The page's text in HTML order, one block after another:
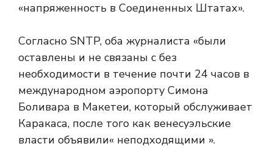
«напряженность в Соединенных Штатах».
Согласно SNTP, оба журналиста «были
оставлены и не связаны с без
необходимости в течение почти 24 часов в
международном аэропорту Симона
Боливара в Макетеи, который обслуживает
Каракаса, после того как венесуэльские
власти объявили« неподходящими ».